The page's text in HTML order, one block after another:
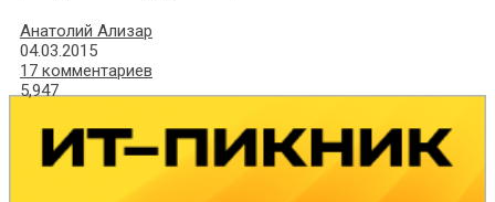
Анатолий Ализар
04.03.2015
17 комментариев
5,947